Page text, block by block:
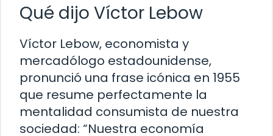
Qué dijo Víctor Lebow
Víctor Lebow, economista y
mercadólogo estadounidense,
pronunció una frase icónica en 1955
que resume perfectamente la
mentalidad consumista de nuestra
sociedad: “Nuestra economía